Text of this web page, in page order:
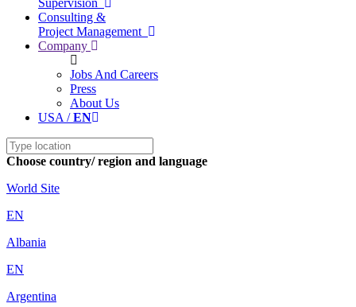
Consulting &
Project Management
Company
Jobs And Careers
Press
About Us
USA /EN
Choose country/ region and language
World Site
EN
Albania
EN
Argentina